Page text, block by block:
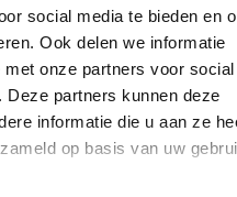
social media te bieden en
Ook delen we informatie
onze partners voor social
Deze partners kunnen deze
informatie die u aan ze
op basis van uw